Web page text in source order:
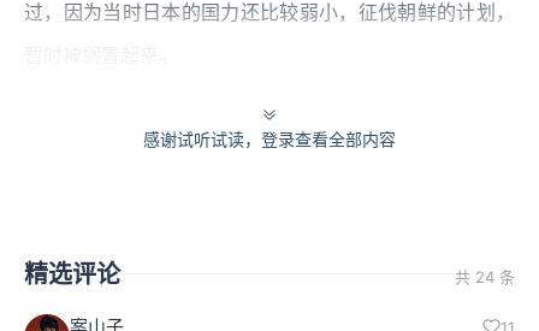
过，因为当时日本的国力还比较弱小，征伐朝鲜的计划，
后来，没过多久，日本在1874年出兵台湾，获得了清政府
都是清政府的藩属国。日本的这一系列动作，给清政府敲
感谢试听试读，登录查看全部内容
精选评论 共 24 条
案山子 11